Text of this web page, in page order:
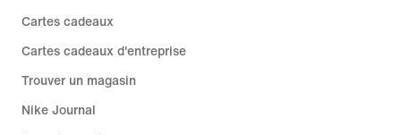
Cartes cadeaux
Cartes cadeaux d'entreprise
Trouver un magasin
Nike Journal